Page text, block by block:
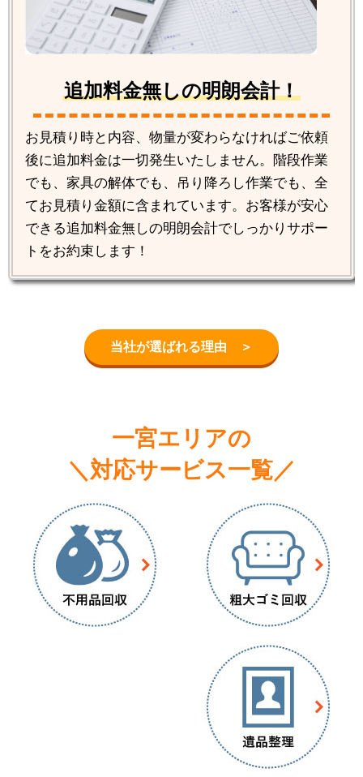
追加料金無しの明朗会計！
お見積り時と内容、物量が変わらなければご依頼
後に追加料金は一切発生いたしません。階段作業
でも、家具の解体でも、吊り降ろし作業でも、全
てお見積り金額に含まれています。お客様が安心
できる追加料金無しの明朗会計でしっかりサポー
トをお約束します！
当社が選ばれる理由 ＞
一宮エリアの
＼対応サービス一覧／